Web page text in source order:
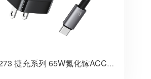
CC273 捷充系列 65W氮化镓ACC三口自带线快充充电器 美规